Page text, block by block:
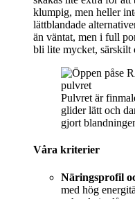
klumpig, men heller
lättblandade
än väntat, men i full
bli lite mycket, särskilt
Pulvret är
glider lätt och
gjort
Våra kriterier
Näringsprofil
med hög